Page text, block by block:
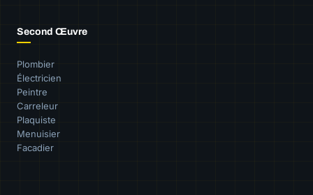
Second Œuvre
Plombier
Électricien
Peintre
Carreleur
Plaquiste
Menuisier
Facadier